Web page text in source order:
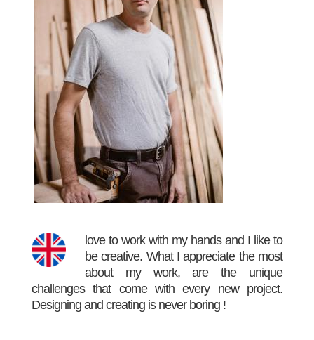
love to work with my hands and I like to
be creative. What I appreciate the most
about my work, are the unique
challenges that come with every new project.
Designing and creating is never boring !